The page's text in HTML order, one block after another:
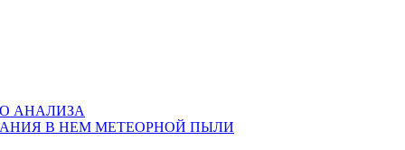
АНАЛИЗА
В НЕМ МЕТЕОРНОЙ ПЫЛИ